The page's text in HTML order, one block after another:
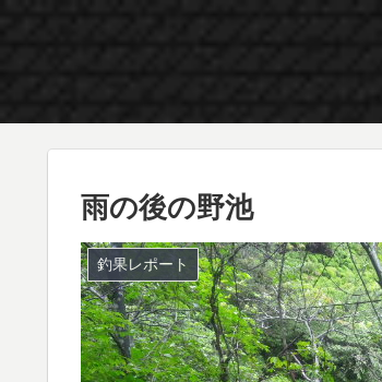
雨の後の野池
釣果レポート